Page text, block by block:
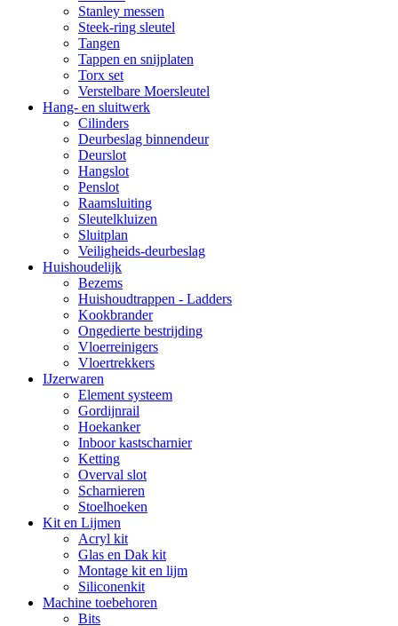
Stanley messen
Steek-ring sleutel
Tangen
Tappen en snijplaten
Torx set
Verstelbare Moersleutel
Hang- en sluitwerk
Cilinders
Deurbeslag binnendeur
Deurslot
Hangslot
Penslot
Raamsluiting
Sleutelkluizen
Sluitplan
Veiligheids-deurbeslag
Huishoudelijk
Bezems
Huishoudtrappen - Ladders
Kookbrander
Ongedierte bestrijding
Vloerreinigers
Vloertrekkers
IJzerwaren
Element systeem
Gordijnrail
Hoekanker
Inboor kastscharnier
Ketting
Overval slot
Scharnieren
Stoelhoeken
Kit en Lijmen
Acryl kit
Glas en Dak kit
Montage kit en lijm
Siliconenkit
Machine toebehoren
Bits